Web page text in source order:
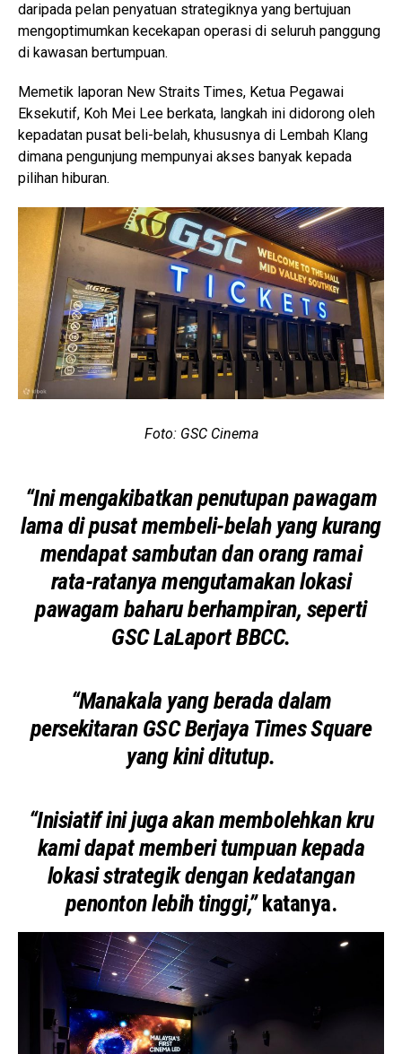
daripada pelan penyatuan strategiknya yang bertujuan
mengoptimumkan kecekapan operasi di seluruh panggung
di kawasan bertumpuan.
Memetik laporan New Straits Times, Ketua Pegawai
Eksekutif, Koh Mei Lee berkata, langkah ini didorong oleh
kepadatan pusat beli-belah, khususnya di Lembah Klang
dimana pengunjung mempunyai akses banyak kepada
pilihan hiburan.
Foto: GSC Cinema
“Ini mengakibatkan penutupan pawagam
lama di pusat membeli-belah yang kurang
mendapat sambutan dan orang ramai
rata-ratanya mengutamakan lokasi
pawagam baharu berhampiran, seperti
GSC LaLaport BBCC.
“Manakala yang berada dalam
persekitaran GSC Berjaya Times Square
yang kini ditutup.
“Inisiatif ini juga akan membolehkan kru
kami dapat memberi tumpuan kepada
lokasi strategik dengan kedatangan
penonton lebih tinggi,”katanya.